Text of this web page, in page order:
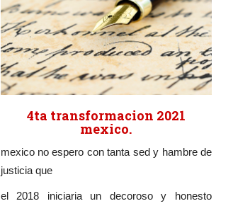
4ta transformacion 2021
mexico.
mexico no espero con tanta sed y hambre de
justicia que
el 2018 iniciaria un decoroso y honesto